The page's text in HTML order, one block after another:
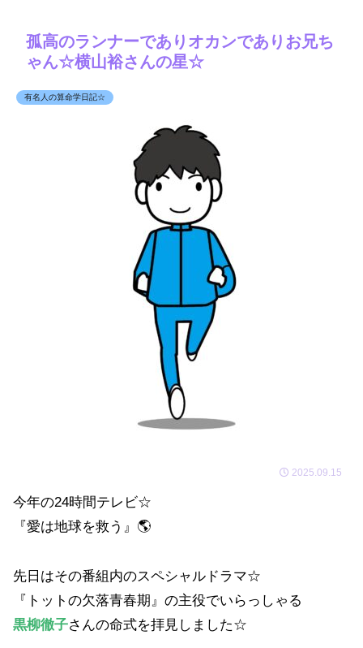
孤高のランナーでありオカンでありお兄ち
ゃん☆横山裕さんの星☆
有名人の算命学日記☆
2025.09.15
今年の24時間テレビ☆
『愛は地球を救う』🌎
先日はその番組内のスペシャルドラマ☆
『トットの欠落青春期』の主役でいらっしゃる
黒柳徹子さんの命式を拝見しました☆